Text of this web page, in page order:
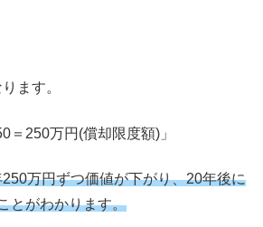
ます。
＝250万円(償却限度額)」
万円ずつ価値が下がり、20年後に
とがわかります。